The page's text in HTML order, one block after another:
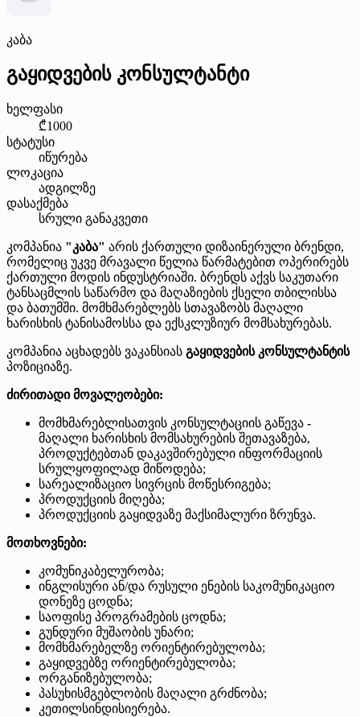
კაბა
გაყიდვების კონსულტანტი
ხელფასი
₾1000
სტატუსი
იწურება
ლოკაცია
ადგილზე
დასაქმება
სრული განაკვეთი
კომპანია "კაბა" არის ქართული დიზაინერული ბრენდი,
რომელიც უკვე მრავალი წელია წარმატებით ოპერირებს
ქართული მოდის ინდუსტრიაში. ბრენდს აქვს საკუთარი
ტანსაცმლის საწარმო და მაღაზიების ქსელი თბილისსა
და ბათუმში. მომხმარებლებს სთავაზობს მაღალი
ხარისხის ტანისამოსსა და ექსკლუზიურ მომსახურებას.
კომპანია აცხადებს ვაკანსიას გაყიდვების კონსულტანტის
პოზიციაზე.
ძირითადი მოვალეობები:
მომხმარებლისათვის კონსულტაციის გაწევა -
მაღალი ხარისხის მომსახურების შეთავაზება,
პროდუქტებთან დაკავშირებული ინფორმაციის
სრულყოფილად მიწოდება;
სარეალიზაციო სივრცის მოწესრიგება;
პროდუქციის მიღება;
პროდუქციის გაყიდვაზე მაქსიმალური ზრუნვა.
მოთხოვნები:
კომუნიკაბელურობა;
ინგლისური ან/და რუსული ენების საკომუნიკაციო
დონეზე ცოდნა;
საოფისე პროგრამების ცოდნა;
გუნდური მუშაობის უნარი;
მომხმარებელზე ორიენტირებულობა;
გაყიდვებზე ორიენტირებულობა;
ორგანიზებულობა;
პასუხისმგებლობის მაღალი გრძნობა;
კეთილსინდისიერება.